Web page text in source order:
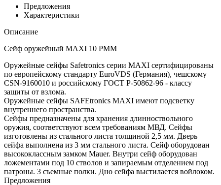
Предложения
Характеристики
Описание
Сейф оружейный MAXI 10 PMM
Оружейные сейфы Safetronics серии MAXI сертифицированы
по европейскому стандарту EuroVDS (Германия), чешскому
CSN-9160010 и российскому ГОСТ Р-50862-96 - классу
защиты от взлома.
Оружейные сейфы SAFEtronics MAXI имеют подсветку
внутреннего пространства.
Cейфы предназначены для хранения длинноствольного
оружия, соответствуют всем требованиям МВД. Сейфы
изготовлены из стального листа толщиной 2,5 мм. Дверь
сейфа выполнена из 3 мм стального листа. Сейф оборудован
высококлассным замком Mauer. Внутри сейф оборудован
ложементами под 10 стволов и запираемым отделением под
патроны. 3 съемные полки. Дно сейфа выстилается войлоком.
Предложения